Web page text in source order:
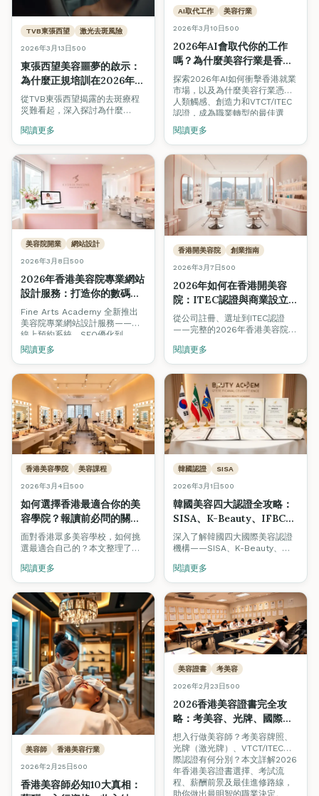
TVB東張西望 激光去斑風險
2026年3月13日500
東張西望美容噩夢的啟示：
為什麼正規培訓在2026年香
港美容業不可妥協
從TVB東張西望揭露的去斑療程
災難看起，深入探討為什麼
事故、保護消費者安全的唯一途
徑。
閱讀更多
AI取代工作 美容行業
2026年3月10日500
2026年AI會取代你的工作
嗎？為什麼美容行業是香港
藍領職業的安全港
探索2026年AI如何衝擊香港就業
市場，以及為什麼美容行業憑藉
人類觸感、創造力和VTCT/ITEC
認證，成為職業轉型的最佳選
擇。
閱讀更多
美容院開業 網站設計
2026年3月8日500
2026年香港美容院專業網站
設計服務：打造你的數碼店
面，吸引更多客戶
Fine Arts Academy 全新推出
美容院專業網站設計服務——從
線上預約系統、SEO優化到
Before & After相冊，助你在
閱讀更多
香港開美容院 創業指南
2026年3月7日500
2026年如何在香港開美容
院：ITEC認證與商業設立逐
步指南
從公司註冊、選址到ITEC認證
——完整的2026年香港美容院創
持續美容與數碼營銷策略，助你
在競爭激烈的市場中脫穎而出。
閱讀更多
香港美容學院 美容課程
2026年3月4日500
如何選擇香港最適合你的美
容學院？報讀前必問的關鍵
問題（2026年最新指南）
面對香港眾多美容學校，如何挑
選最適合自己的？本文整理了報
認證、師資、就業支援等，附學
生真實案例分享。
閱讀更多
韓國認證 SISA
2026年3月1日500
韓國美容四大認證全攻略：
SISA、K-Beauty、IFBC、
GPF｜香港考取韓國美容證
書指南
深入了解韓國四大國際美容認證
機構——SISA、K-Beauty、
藝國際培訓學院考取這些備受業
界認可的韓國美容專業證書。
閱讀更多
美容師 香港美容行業
2026年2月25日500
香港美容師必知10大真相：
美容證書 考美容
2026年2月23日500
2026香港美容證書完全攻
略：考美容、光牌、國際認
證一文睇清
想入行做美容師？考美容牌照、
光牌（激光牌）、VTCT/ITEC國
際認證有何分別？本文詳解2026
年香港美容證書選擇、考試流
程、薪酬前景及最佳進修路線，
助你做出最明智的職業決定。